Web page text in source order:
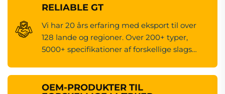
RELIABLE GT
Vi har 20 års erfaring med eksport til over
128 lande og regioner. Over 200+ typer,
5000+ specifikationer af forskellige slags
OEM-PRODUKTER TIL